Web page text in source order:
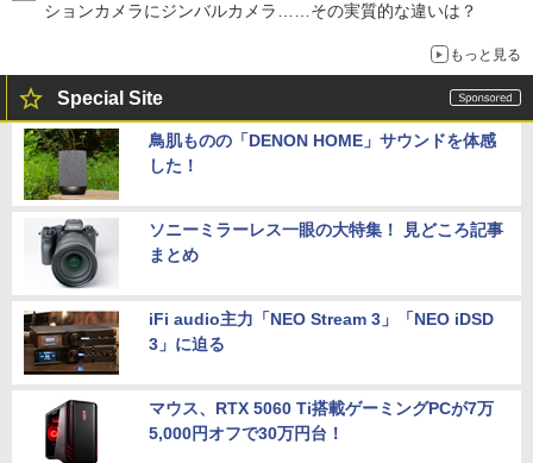
ションカメラにジンバルカメラ……その実質的な違いは？
もっと見る
Special Site
鳥肌ものの「DENON HOME」サウンドを体感
した！
ソニーミラーレス一眼の大特集！ 見どころ記事
まとめ
iFi audio主力「NEO Stream 3」「NEO iDSD
3」に迫る
マウス、RTX 5060 Ti搭載ゲーミングPCが7万
5,000円オフで30万円台！